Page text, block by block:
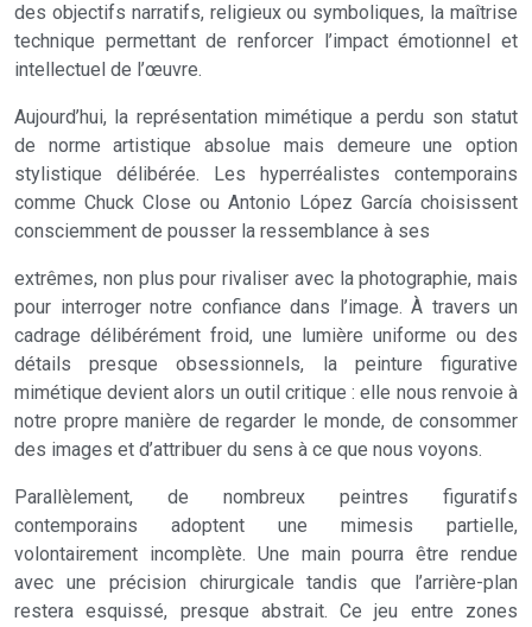
des objectifs narratifs, religieux ou symboliques, la maîtrise
technique permettant de renforcer l’impact émotionnel et
intellectuel de l’œuvre.
Aujourd’hui, la représentation mimétique a perdu son statut
de norme artistique absolue mais demeure une option
stylistique délibérée. Les hyperréalistes contemporains
comme Chuck Close ou Antonio López García choisissent
consciemment de pousser la ressemblance à ses
extrêmes, non plus pour rivaliser avec la photographie, mais
pour interroger notre confiance dans l’image. À travers un
cadrage délibérément froid, une lumière uniforme ou des
détails presque obsessionnels, la peinture figurative
mimétique devient alors un outil critique : elle nous renvoie à
notre propre manière de regarder le monde, de consommer
des images et d’attribuer du sens à ce que nous voyons.
Parallèlement, de nombreux peintres figuratifs
contemporains adoptent une mimesis partielle,
volontairement incomplète. Une main pourra être rendue
avec une précision chirurgicale tandis que l’arrière-plan
restera esquissé, presque abstrait. Ce jeu entre zones